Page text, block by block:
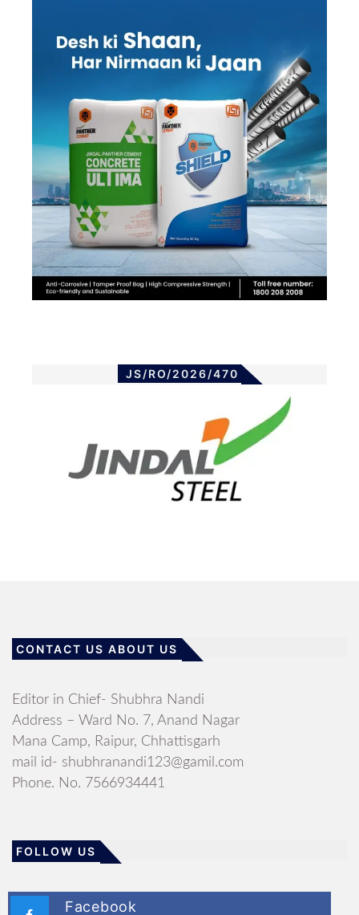
JS/RO/2026/470
CONTACT US ABOUT US
Editor in Chief- Shubhra Nandi
Address – Ward No. 7, Anand Nagar
Mana Camp, Raipur, Chhattisgarh
mail id- shubhranandi123@gamil.com
Phone. No. 7566934441
FOLLOW US
Facebook